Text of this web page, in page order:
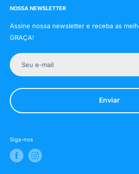
NOSSA NEWSLETTER
Assine nossa newsletter e receba as
GRAÇA!
Seu e-mail
Enviar
Siga-nos